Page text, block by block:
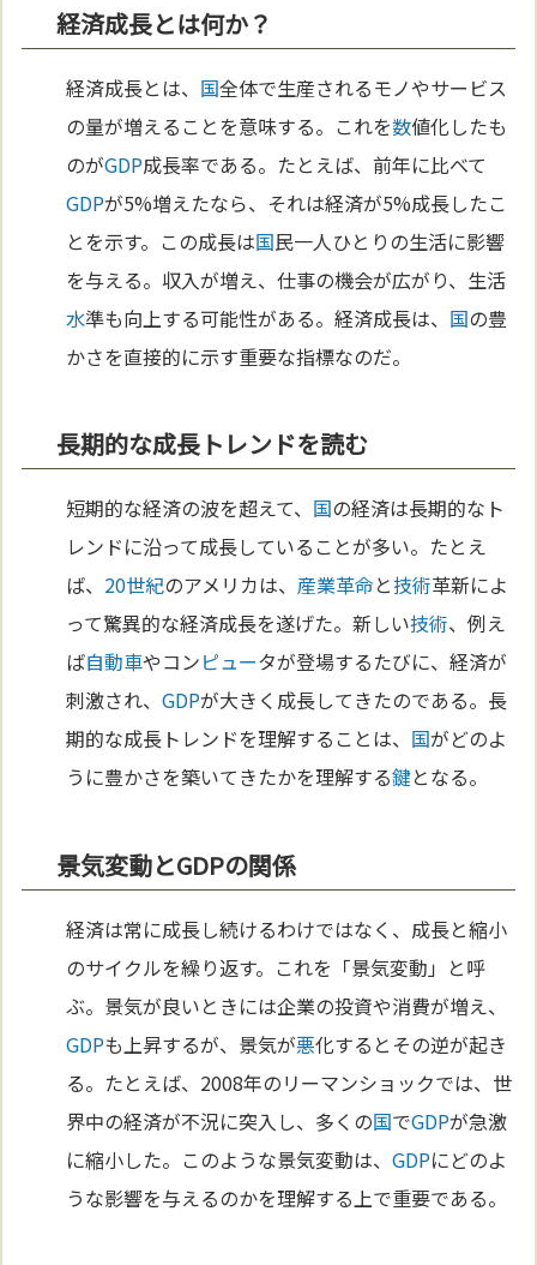
経済成長とは何か？
経済成長とは、 国全体で生産されるモノやサービス
の量が増えることを意味する。これを数値化したも
のがGDP成長率である。たとえば、前年に比べて
GDPが5%増えたなら、それは経済が5%成長したこ
とを示す。この成長は国民一人ひとりの生活に影響
を与える。収入が増え、仕事の機会が広がり、生活
水準も向上する可能性がある。経済成長は、 国の豊
かさを直接的に示す重要な指標なのだ。
長期的な成長トレンドを読む
短期的な経済の波を超えて、 国の経済は長期的なト
レンドに沿って成長していることが多い。たとえ
ば、 20世紀のアメリカは、産業革命と技術革新によ
って驚異的な経済成長を遂げた。新しい技術、例え
ば自動車やコンピュータが登場するたびに、経済が
刺激され、GDPが大きく成長してきたのである。長
期的な成長トレンドを理解することは、 国がどのよ
うに豊かさを築いてきたかを理解する鍵となる。
景気変動とGDPの関係
経済は常に成長し続けるわけではなく、成長と縮小
のサイクルを繰り返す。これを「景気変動」と呼
ぶ。景気が良いときには企業の投資や消費が増え、
GDPも上昇するが、景気が悪化するとその逆が起き
る。たとえば、2008年のリーマンショックでは、世
界中の経済が不況に突入し、多くの国でGDPが急激
に縮小した。このような景気変動は、GDPにどのよ
うな影響を与えるのかを理解する上で重要である。